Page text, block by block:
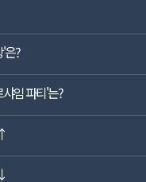
은?
임 파티'는?